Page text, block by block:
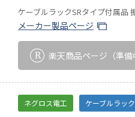
ケーブルラックSRタイプ付属品
メーカー製品ページ
楽天商品ページ （準備
ネグロス電工 ケーブルラック